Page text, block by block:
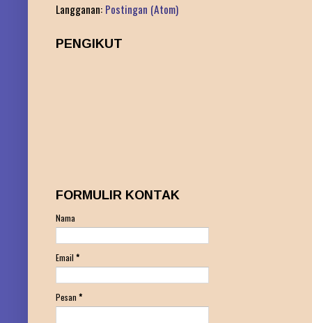
Langganan: Postingan (Atom)
PENGIKUT
FORMULIR KONTAK
Nama
Email *
Pesan *